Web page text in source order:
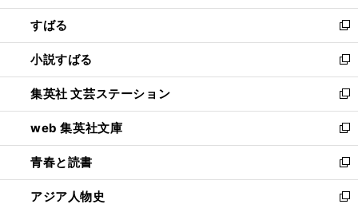
開
く
ウ
で
開
く
ン
ド
ウ
で
開
く
すばる
新
し
い
ウ
ィ
ン
ド
ウ
で
開
く
小説すばる
新
し
い
ウ
ィ
ン
ド
ウ
で
集英社 文芸ステーション
新
し
い
ウ
ィ
ン
ド
web 集英社文庫
新
し
い
ウ
ィ
青春と読書
新
し
い
アジア人物史
新